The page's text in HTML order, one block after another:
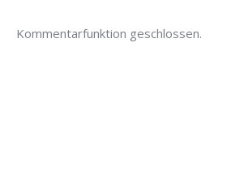
Kommentarfunktion geschlossen.